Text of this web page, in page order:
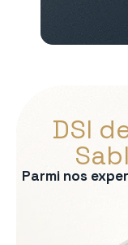
DSI
Parmi nos